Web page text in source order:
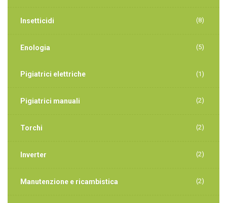
Insetticidi (8)
Enologia (5)
Pigiatrici elettriche (1)
Pigiatrici manuali (2)
Torchi (2)
Inverter (2)
Manutenzione e ricambistica (2)